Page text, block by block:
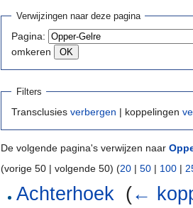
Verwijzingen naar deze pagina
Pagina:
omkeren
Filters
Transclusies verbergen | koppelingen
De volgende pagina's verwijzen naar
(vorige 50 | volgende 50) (20 | 50 | 100 |
Achterhoek (←